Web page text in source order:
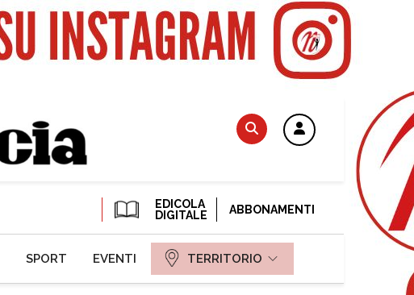
EDICOLA
DIGITALE
ABBONAMENTI
SPORT EVENTI TERRITORIO